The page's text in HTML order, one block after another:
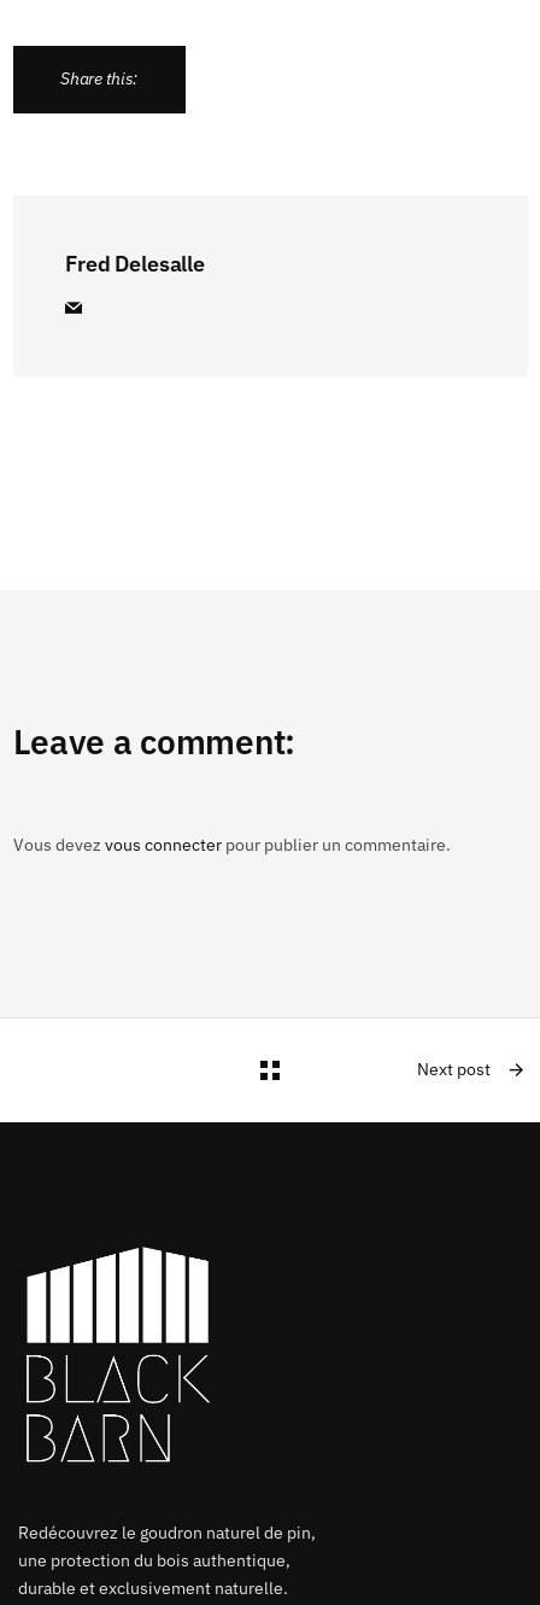
Share this:
Fred Delesalle
Leave a comment:
Vous devez vous connecterpour publier un commentaire.
Next post
Redécouvrez le goudron naturel de pin,
une protection du bois authentique,
durable et exclusivement naturelle.